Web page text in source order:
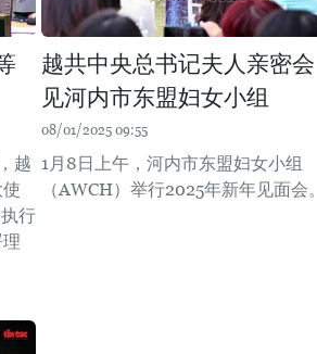
越
行
越共中央总书记夫人亲密会
见河内市东盟妇女小组
08/01/2025 09:55
1月8日上午，河内市东盟妇女小组
（AWCH）举行2025年新年见面会。